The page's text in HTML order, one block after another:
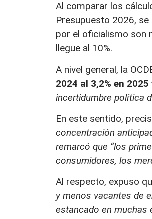
Al comparar los
Presupuesto 2026,
por el oficialismo son
llegue al 10%.
A nivel general, la
2024 al 3,2% en
incertidumbre política
En este sentido,
concentración
remarcó que “los
consumidores, los
Al respecto, expuso
y menos vacantes de
estancado en muchas